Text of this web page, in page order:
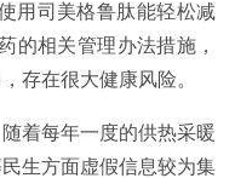
用司美格鲁肽能轻松减
的相关管理办法措施，
存在很大健康风险。
着每年一度的供热采暖
生方面虚假信息较为集